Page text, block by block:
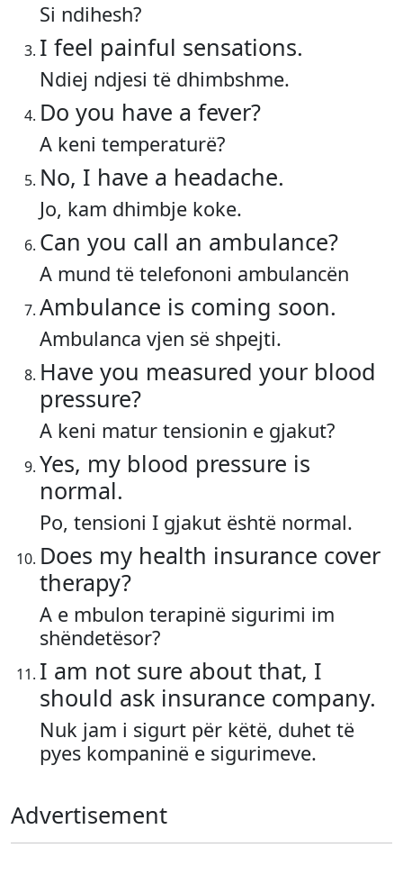
Si ndihesh?
I feel painful sensations.
Ndiej ndjesi të dhimbshme.
Do you have a fever?
A keni temperaturë?
No, I have a headache.
Jo, kam dhimbje koke.
Can you call an ambulance?
A mund të telefononi ambulancën
Ambulance is coming soon.
Ambulanca vjen së shpejti.
Have you measured your blood
pressure?
A keni matur tensionin e gjakut?
Yes, my blood pressure is
normal.
Po, tensioni I gjakut është normal.
Does my health insurance cover
therapy?
A e mbulon terapinë sigurimi im
shëndetësor?
I am not sure about that, I
should ask insurance company.
Nuk jam i sigurt për këtë, duhet të
pyes kompaninë e sigurimeve.
Advertisement